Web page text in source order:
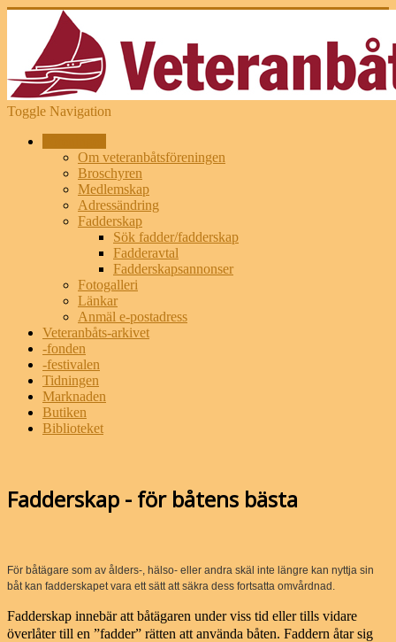
Toggle Navigation
Om veteranbåtsföreningen
Broschyren
Medlemskap
Adressändring
Fadderskap
Sök fadder/fadderskap
Fadderavtal
Fadderskapsannonser
Fotogalleri
Länkar
Anmäl e-postadress
Veteranbåts-arkivet
-fonden
-festivalen
Tidningen
Marknaden
Butiken
Biblioteket
Fadderskap - för båtens bästa
För båtägare som av ålders-, hälso- eller andra skäl inte längre kan nyttja sin
båt kan fadderskapet vara ett sätt att säkra dess fortsatta omvårdnad.
Fadderskap innebär att båtägaren under viss tid eller tills vidare
överlåter till en ”fadder” rätten att använda båten. Faddern åtar sig